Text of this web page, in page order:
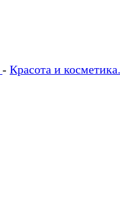
- Красота и косметика.